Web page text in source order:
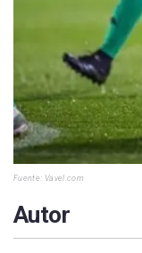
Fuente: Vavel.com
Autor